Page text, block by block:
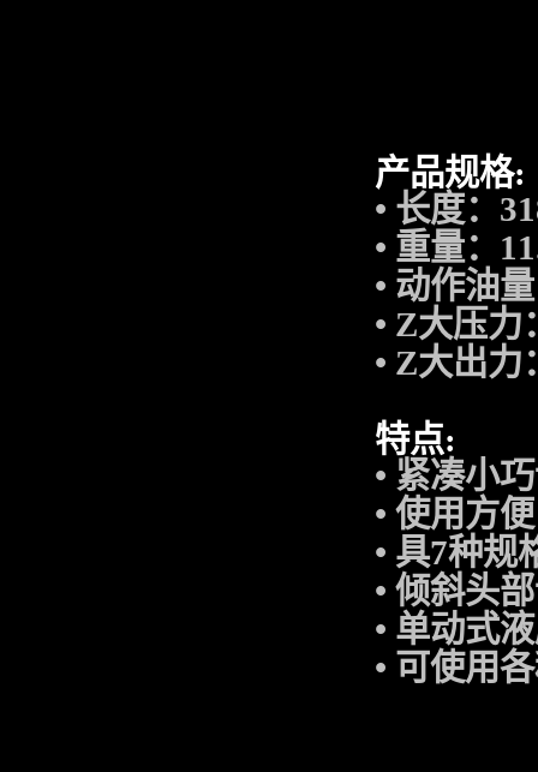
产品规格:
• 长度：
• 重量：
• 动作油
• Z大压力
• Z大出力
特点:
• 紧凑小
• 使用方便
• 具7种规
• 倾斜头
• 单动式
• 可使用